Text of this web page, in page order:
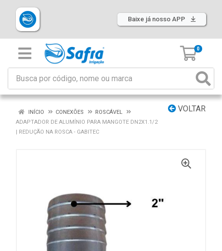
Baixe já nosso APP
0
VOLTAR
INÍCIO CONEXÕES
ROSCÁVEL
ADAPTADOR DE ALUMÍNIO PARA MANGOTE DN2X1.1/2
| REDUÇÃO NA ROSCA - GABITEC